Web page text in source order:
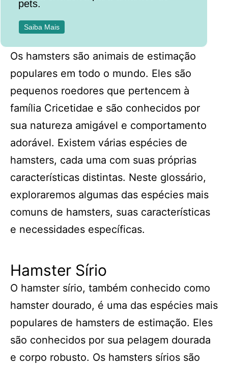
pets.
Saiba Mais
Os hamsters são animais de estimação
populares em todo o mundo. Eles são
pequenos roedores que pertencem à
família Cricetidae e são conhecidos por
sua natureza amigável e comportamento
adorável. Existem várias espécies de
hamsters, cada uma com suas próprias
características distintas. Neste glossário,
exploraremos algumas das espécies mais
comuns de hamsters, suas características
e necessidades específicas.
Hamster Sírio
O hamster sírio, também conhecido como
hamster dourado, é uma das espécies mais
populares de hamsters de estimação. Eles
são conhecidos por sua pelagem dourada
e corpo robusto. Os hamsters sírios são